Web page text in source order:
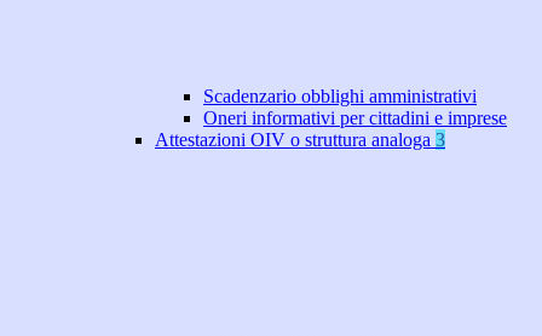
Scadenzario obblighi amministrativi
Oneri informativi per cittadini e imprese
Attestazioni OIV o struttura analoga 3